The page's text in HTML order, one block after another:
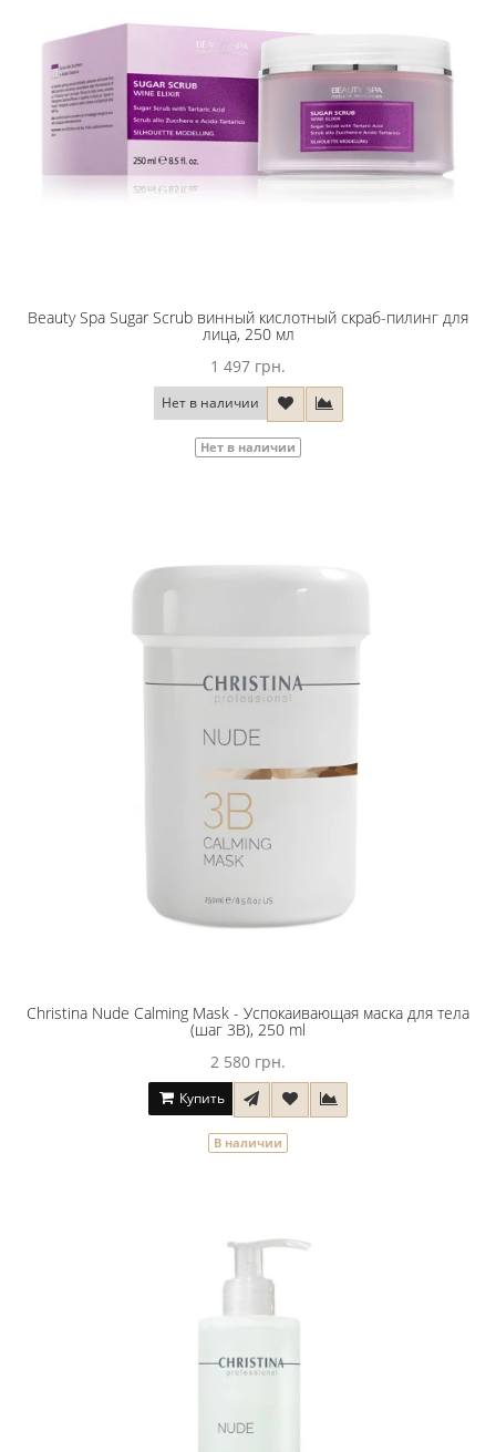
Beauty Spa Sugar Scrub винный кислотный скраб-пилинг для
лица, 250 мл
1 497 грн.
Нет в наличии
Нет в наличии
Christina Nude Calming Mask - Успокаивающая маска для тела
(шаг 3B), 250 ml
2 580 грн.
Купить
В наличии